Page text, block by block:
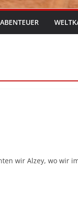
wir Alzey, wo wir